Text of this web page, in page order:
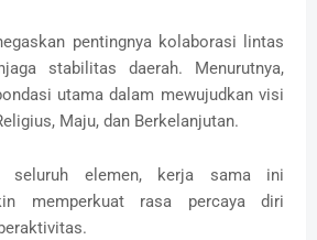
pentingnya kolaborasi lintas
stabilitas daerah. Menurutnya,
utama dalam mewujudkan visi
Maju, dan Berkelanjutan.
seluruh elemen, kerja sama ini
memperkuat rasa percaya diri